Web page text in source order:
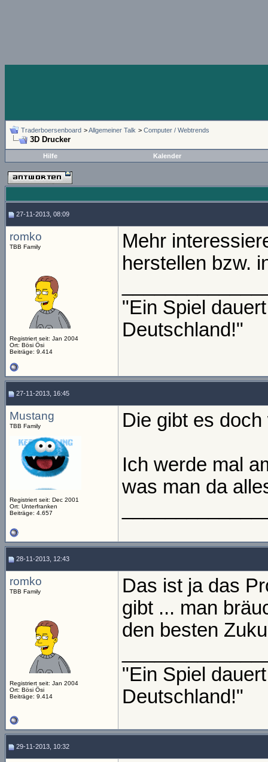
Traderboersenboard >Allgemeiner Talk > Computer / Webtrends
3D Drucker
Hilfe Kalender
27-11-2013, 08:09
romko
TBB Family
Registriert seit: Jan 2004
Ort: Bösi Ösi
Beiträge: 9.414
Mehr
herstellen bzw.
"Ein Spiel
Deutschland!"
27-11-2013, 16:45
Mustang
TBB Family
Registriert seit: Dec 2001
Ort: Unterfranken
Beiträge: 4.657
Die gibt es
Ich werde mal
was man da
28-11-2013, 12:43
romko
TBB Family
Registriert seit: Jan 2004
Ort: Bösi Ösi
Beiträge: 9.414
Das ist ja das
gibt ... man
den besten
"Ein Spiel
Deutschland!"
29-11-2013, 10:32